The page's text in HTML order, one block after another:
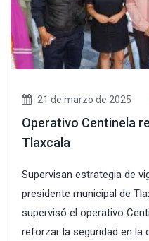
21 de marzo de 2025
Operativo Centinela
Tlaxcala
Supervisan estrategia de
presidente municipal de
supervisó el operativo
reforzar la seguridad en la